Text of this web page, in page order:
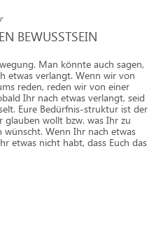
BEWUSSTSEIN
Man könnte auch sagen,
etwas verlangt. Wenn wir von
reden, reden wir von einer
Ihr nach etwas verlangt, seid
Eure Bedürfnis-struktur ist der
glauben wollt bzw. was Ihr zu
Wenn Ihr nach etwas
etwas nicht habt, dass Euch das